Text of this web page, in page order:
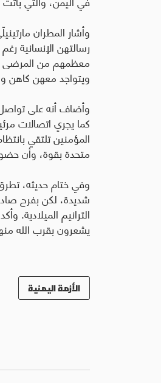
وأشار المطران
رسالتهن الإنسانية
معظمهم من المرضى
ويتواجد معهن كاهن
وأضاف أنه على
كما يجري اتصالات
المؤمنين تلتقي
متحدة بقوة، وأن
وفي ختام حديثه، تطرق
شديدة، لكن بفرح
الترانيم
يشعرون بقرب الله
الأزمة اليمنية